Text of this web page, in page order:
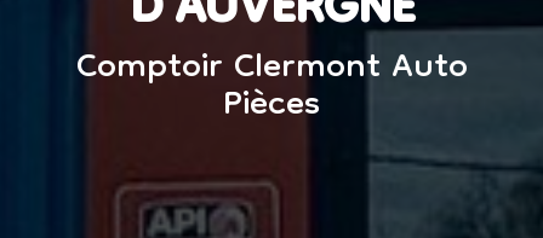
Comptoir Clermont Auto
Pièces